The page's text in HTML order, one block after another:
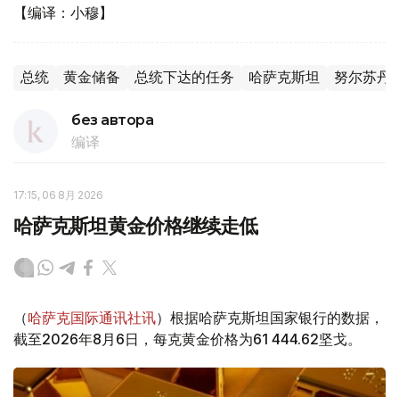
【编译：小穆】
总统 黄金储备 总统下达的任务 哈萨克斯坦 努尔苏丹
без автора
编译
17:15, 06 8月 2026
哈萨克斯坦黄金价格继续走低
（哈萨克国际通讯社讯）根据哈萨克斯坦国家银行的数据，
截至2026年8月6日，每克黄金价格为61 444.62坚戈。